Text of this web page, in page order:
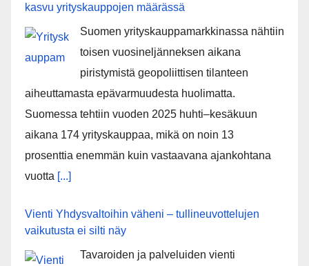
kasvu yrityskauppojen määrässä
Suomen yrityskauppamarkkinassa nähtiin
toisen vuosineljänneksen aikana
piristymistä geopoliittisen tilanteen
aiheuttamasta epävarmuudesta huolimatta.
Suomessa tehtiin vuoden 2025 huhti–kesäkuun
aikana 174 yrityskauppaa, mikä on noin 13
prosenttia enemmän kuin vastaavana ajankohtana
vuotta [...]
Vienti Yhdysvaltoihin väheni – tullineuvottelujen
vaikutusta ei silti näy
Tavaroiden ja palveluiden vienti